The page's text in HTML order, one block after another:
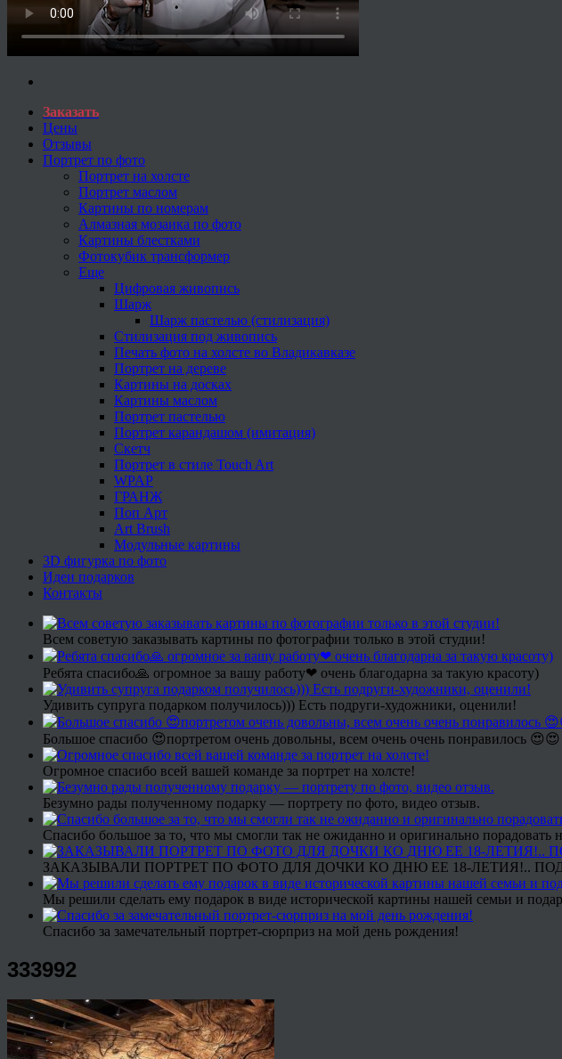
Заказать
Цены
Отзывы
Портрет по фото
Портрет на холсте
Портрет маслом
Картины по номерам
Алмазная мозаика по фото
Картины блестками
Фотокубик трансформер
Еще
Цифровая живопись
Шарж
Шарж пастелью (стилизация)
Стилизация под живопись
Печать фото на холсте во Владикавказе
Портрет на дереве
Картины на досках
Картины маслом
Портрет пастелью
Портрет карандашом (имитация)
Скетч
Портрет в стиле Touch Art
WPAP
ГРАНЖ
Поп Арт
Art Brush
Модульные картины
3D фигурка по фото
Идеи подарков
Контакты
Всем советую заказывать картины по фотографии только в этой студии!
Ребята спасибо🙏 огромное за вашу работу❤ очень благодарна за такую красоту)
Удивить супруга подарком получилось))) Есть подруги-художники, оценили!
Большое спасибо 😍портретом очень довольны, всем очень очень понравилось 😍😍
Огромное спасибо всей вашей команде за портрет на холсте!
Безумно рады полученному подарку — портрету по фото, видео отзыв.
Спасибо большое за то, что мы смогли так не ожиданно и оригинально
ЗАКАЗЫВАЛИ ПОРТРЕТ ПО ФОТО ДЛЯ ДОЧКИ КО ДНЮ ЕЕ 18-ЛЕТИЯ!..
Мы решили сделать ему подарок в виде исторической картины нашей семьи и
Спасибо за замечательный портрет-сюрприз на мой день рождения!
333992